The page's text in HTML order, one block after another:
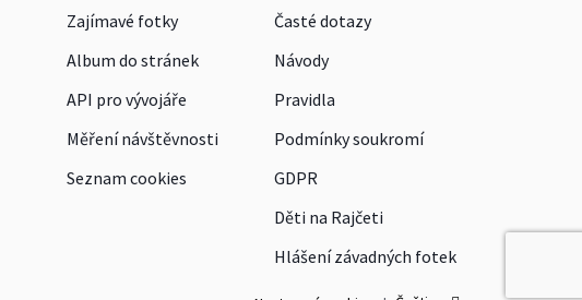
Zajímavé fotky
Album do stránek
API pro vývojáře
Měření návštěvnosti
Seznam cookies
Časté dotazy
Návody
Pravidla
Podmínky soukromí
GDPR
Děti na Rajčeti
Hlášení závadných fotek